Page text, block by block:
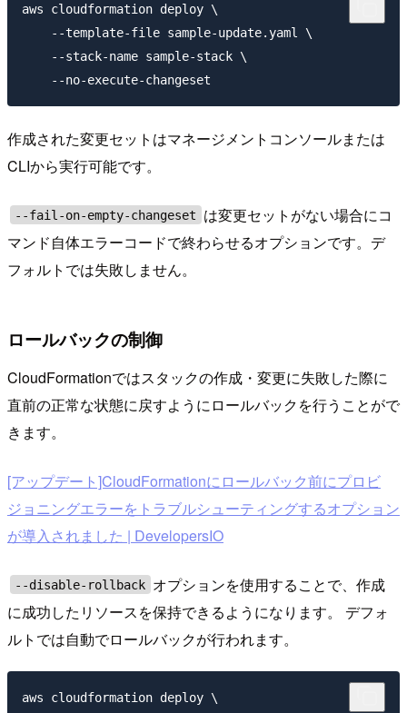
aws cloudformation deploy \
    --template-file sample-update.yaml \
    --stack-name sample-stack \
作成された変更セットはマネージメントコンソールまたは
CLIから実行可能です。
--fail-on-empty-changeset
は変更セットがない場合にコ
マンド自体エラーコードで終わらせるオプションです。デ
フォルトでは失敗しません。
ロールバックの制御
CloudFormationではスタックの作成・変更に失敗した際に
直前の正常な状態に戻すようにロールバックを行うことがで
きます。
[アップデート]CloudFormationにロールバック前にプロビ
ジョニングエラーをトラブルシューティングするオプション
が導入されました | DevelopersIO
--disable-rollback オプションを使用することで、作成
に成功したリソースを保持できるようになります。 デフォ
ルトでは自動でロールバックが行われます。
aws cloudformation deploy \